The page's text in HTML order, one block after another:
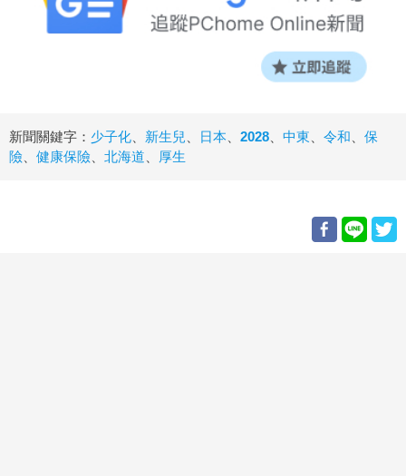
新聞關鍵字： 少子化 新生兒 日本 2028 中東 令和
保
險
健康保險 北海道 厚生